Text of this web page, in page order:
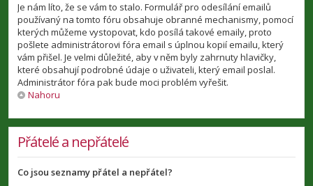
Je nám líto, že se vám to stalo. Formulář pro odesílání emailů
používaný na tomto fóru obsahuje obranné mechanismy, pomocí
kterých můžeme vystopovat, kdo posílá takové emaily, proto
pošlete administrátorovi fóra email s úplnou kopií emailu, který
vám přišel. Je velmi důležité, aby v něm byly zahrnuty hlavičky,
které obsahují podrobné údaje o uživateli, který email poslal.
Administrátor fóra pak bude moci problém vyřešit.
Nahoru
Přátelé a nepřátelé
Co jsou seznamy přátel a nepřátel?